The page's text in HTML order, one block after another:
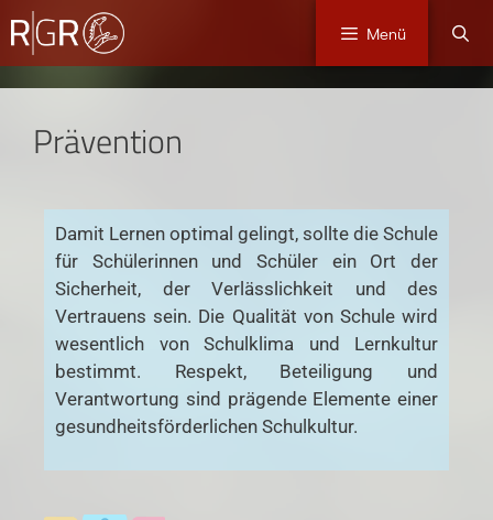
Menü
Prävention
Damit Lernen optimal gelingt, sollte die Schule
für Schülerinnen und Schüler ein Ort der
Sicherheit, der Verlässlichkeit und des
Vertrauens sein. Die Qualität von Schule wird
wesentlich von Schulklima und Lernkultur
bestimmt. Respekt, Beteiligung und
Verantwortung sind prägende Elemente einer
gesundheitsförderlichen Schulkultur.